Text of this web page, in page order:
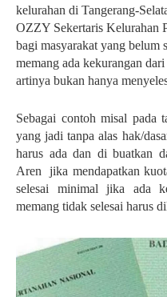
kelurahan di Tangerang-
OZZY Sekertaris Kelurahan
bagi masyarakat yang belum
memang ada kekurangan
artinya bukan hanya
Sebagai contoh misal pada
yang jadi tanpa alas hak/
harus ada dan di buatkan
Aren
jika mendapatkan
selesai minimal jika ada
memang tidak selesai harus